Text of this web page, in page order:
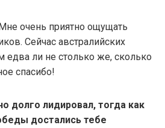
очень приятно ощущать
Сейчас австралийских
едва ли не столько же, сколько
спасибо!
долго лидировал, тогда как
достались тебе